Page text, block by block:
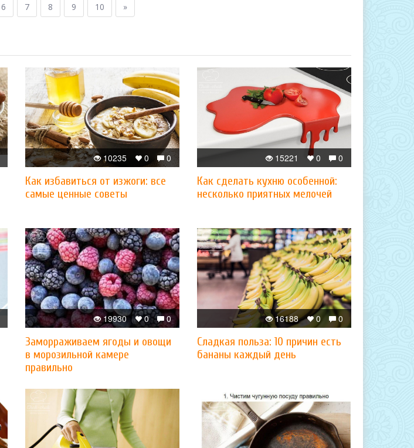
6 7 8 9 10 »
0
0
10235
Как избавиться от изжоги: все
самые ценные советы
0
0
15221
Как сделать кухню особенной:
несколько приятных мелочей
0
0
19930
Заморраживаем ягоды и овощи
в морозильной камере
правильно
0
0
16188
Сладкая польза: 10 причин есть
бананы каждый день